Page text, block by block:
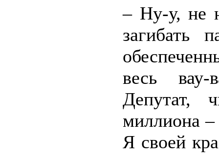
– Ну-у, не
загибать
весь вау-
Депутат,
миллиона –
Я своей